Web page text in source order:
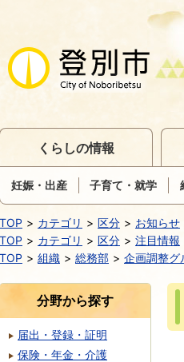
くらしの情報
妊娠・出産 子育て・就学
TOP カテゴリ 区分
お知らせ
TOP
カテゴリ 区分
注目情報
TOP
組織 総務部 企画調整グ
分野から探す
届出・登録・証明
保険・年金・介護